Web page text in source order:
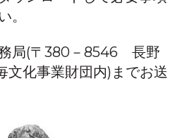
。
局(〒380－8546 長野
化事業財団内)までお送